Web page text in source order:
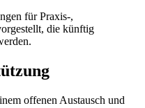
für Praxis-,
die künftig
offenen Austausch und